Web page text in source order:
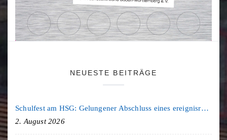
NEUESTE BEITRÄGE
Schulfest am HSG: Gelungener Abschluss eines ereignisreichen Schuljahres
2. August 2026